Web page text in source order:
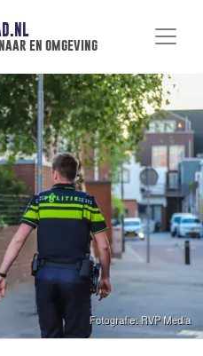
en omgeving